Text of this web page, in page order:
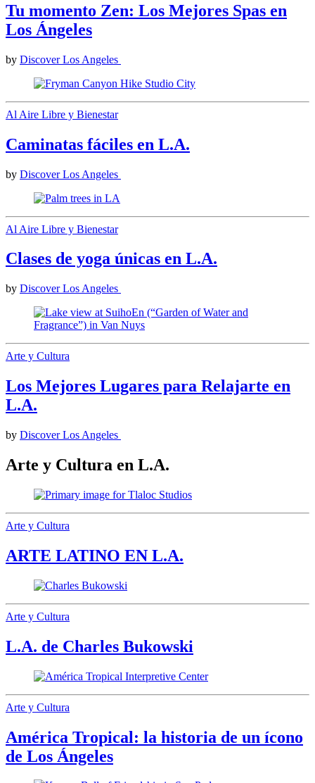
Tu momento Zen: Los Mejores Spas en
Los Ángeles
by Discover Los Angeles
Al Aire Libre y Bienestar
Caminatas fáciles en L.A.
by Discover Los Angeles
Al Aire Libre y Bienestar
Clases de yoga únicas en L.A.
by Discover Los Angeles
Arte y Cultura
Los Mejores Lugares para Relajarte en
L.A.
by Discover Los Angeles
Arte y Cultura en L.A.
Arte y Cultura
ARTE LATINO EN L.A.
Arte y Cultura
L.A. de Charles Bukowski
Arte y Cultura
América Tropical: la historia de un ícono
de Los Ángeles